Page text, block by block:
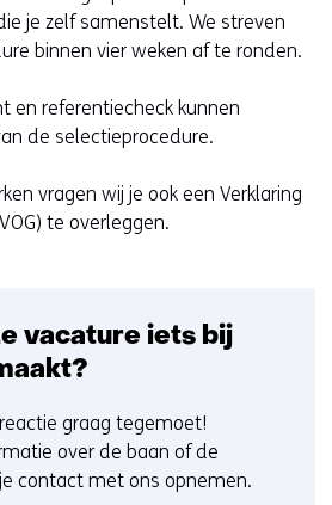
je zelf samenstelt. We streven
binnen vier weken af te ronden.
en referentiecheck kunnen
de selectieprocedure.
vragen wij je ook een Verklaring
te overleggen.
vacature iets bij
graag tegemoet!
over de baan of de
contact met ons opnemen.